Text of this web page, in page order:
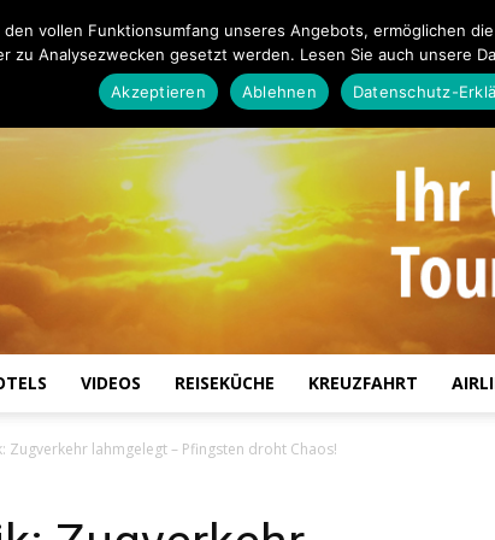
VIDEOS REISEKÜCHE KREUZFAHRT
Zugverkehr lahmgelegt – Pfingsten droht Chaos!
vollen Funktionsumfang unseres Angebots, ermöglichen
zu Analysezwecken gesetzt werden. Lesen Sie auch unsere
Akzeptieren
Ablehnen Datenschutz-